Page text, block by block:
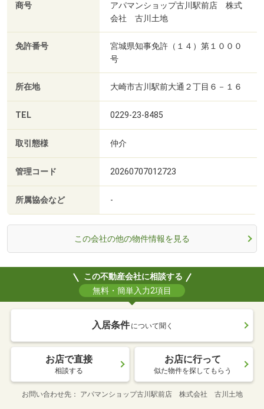
商号
アパマンショップ古川駅前店 株式
会社 古川土地
免許番号
宮城県知事免許（１４）第１０００
号
所在地 大崎市古川駅前大通２丁目６－１６
TEL 0229-23-8485
取引態様 仲介
管理コード 20260707012723
所属協会など -
この会社の他の物件情報を見る
この不動産会社に相談する
無料・簡単入力2項目
入居条件 について聞く
お店で直接
相談する
お店に行って
似た物件を探してもらう
お問い合わせ先 アパマンショップ古川駅前店 株式会社 古川土地